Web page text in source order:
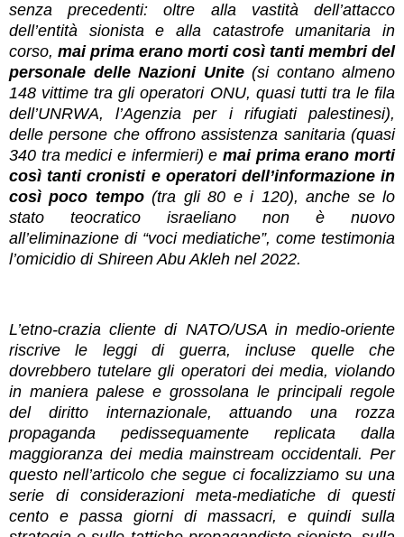
senza precedenti: oltre alla vastità dell’attacco
dell’entità sionista e alla catastrofe umanitaria in
corso, mai prima erano morti così tanti membri del
personale delle Nazioni Unite(si contano almeno
148 vittime tra gli operatori ONU, quasi tutti tra le fila
dell’UNRWA, l’Agenzia per i rifugiati palestinesi),
delle persone che offrono assistenza sanitaria (quasi
340 tra medici e infermieri) e mai prima erano morti
così tanti cronisti e operatori dell’informazione in
così poco tempo(tra gli 80 e i 120), anche se lo
stato teocratico israeliano non è nuovo
all’eliminazione di “voci mediatiche”, come testimonia
l’omicidio di Shireen Abu Akleh nel 2022.
L’etno-crazia cliente di NATO/USA in medio-oriente
riscrive le leggi di guerra, incluse quelle che
dovrebbero tutelare gli operatori dei media, violando
in maniera palese e grossolana le principali regole
del diritto internazionale, attuando una rozza
propaganda pedissequamente replicata dalla
maggioranza dei media mainstream occidentali. Per
questo nell’articolo che segue ci focalizziamo su una
serie di considerazioni meta-mediatiche di questi
cento e passa giorni di massacri, e quindi sulla